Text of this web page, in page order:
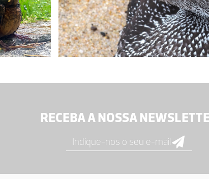
RECEBA A NOSSA